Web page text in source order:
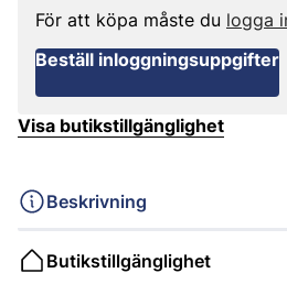
För att köpa måste du logga
Beställ inloggningsuppgifter
Visa butikstillgänglighet
Beskrivning
Butikstillgänglighet